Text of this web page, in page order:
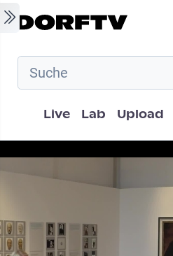
Skip to main content
Hauptnavigation
Live Lab Upload